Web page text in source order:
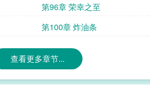
第96章 荣幸之至
第100章 炸油条
查看更多章节...